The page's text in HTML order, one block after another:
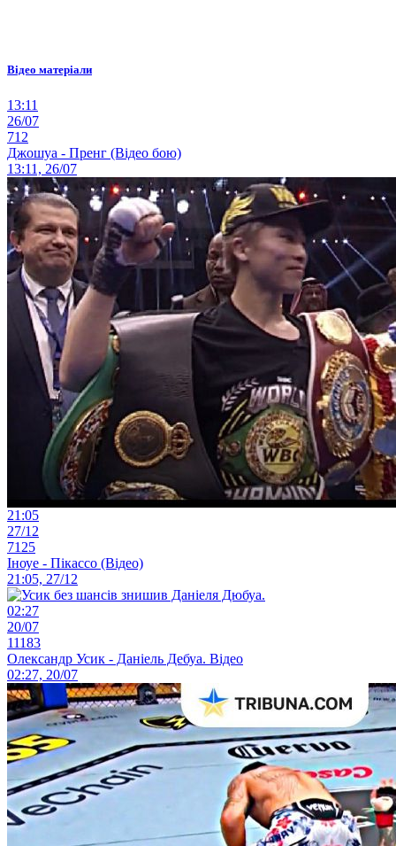
Відео матеріали
13:11
26/07
712
Джошуа - Пренг (Відео бою)
13:11, 26/07
21:05
27/12
7125
Іноуе - Пікассо (Відео)
21:05, 27/12
02:27
20/07
11183
Олександр Усик - Даніель Дебуа. Відео
02:27, 20/07